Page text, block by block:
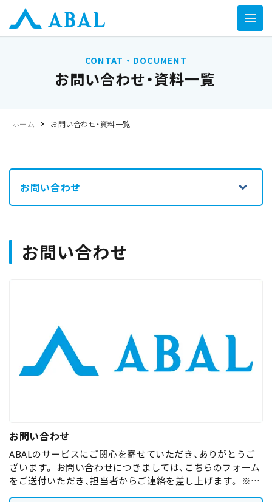
CONTAT・DOCUMENT
お問い合わせ・資料一覧
ホーム お問い合わせ・資料一覧
お問い合わせ
お問い合わせ
お問い合わせ
ABALのサービスにご関心を寄せていただき、ありがとうご
ざいます。 お問い合わせにつきましては、こちらのフォーム
をご送付いただき、担当者からご連絡を差し上げます。 ※営
業の連絡はお控えください